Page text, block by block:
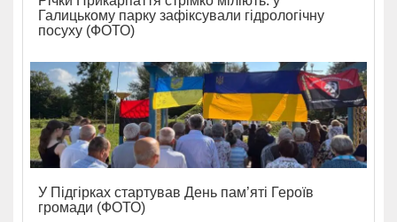
Галицькому парку зафіксували гідрологічну
посуху (ФОТО)
У Підгірках стартував День пам’яті Героїв
громади (ФОТО)